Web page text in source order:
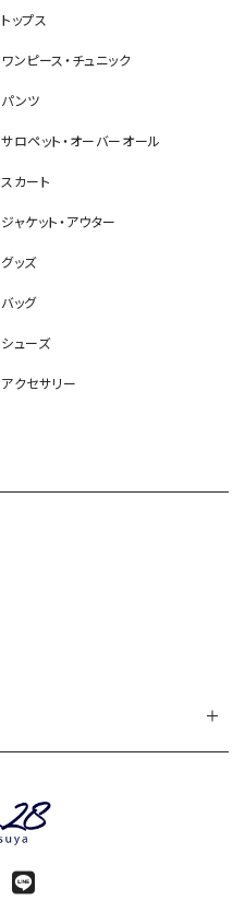
トップス
ワンピース・チュニック
パンツ
サロペット・オーバーオール
スカート
ジャケット・アウター
グッズ
バッグ
シューズ
アクセサリー